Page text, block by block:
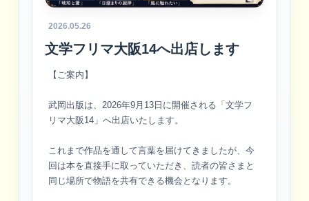
2026.05.26
文学フリマ大阪14へ出店します
【ご案内】
武岡出版は、2026年9月13日に開催される「文学フ
リマ大阪14」へ出店いたします。
これまで作品を通して言葉を届けてきましたが、今
回は本を直接手に取っていただき、読者の皆さまと
同じ場所で物語を共有できる機会となります。